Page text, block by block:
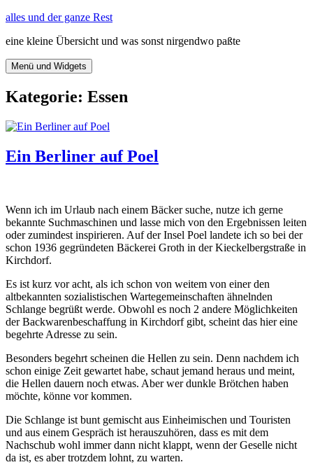
Zum
springen
alles und der ganze Rest
eine kleine Übersicht und was sonst nirgendwo paßte
Menü und Widgets
Kategorie: Essen
Ein Berliner auf Poel
Wenn ich im Urlaub nach einem Bäcker suche, nutze ich gerne
bekannte Suchmaschinen und lasse mich von den Ergebnissen leiten
oder zumindest inspirieren. Auf der Insel Poel landete ich so bei der
schon 1936 gegründeten Bäckerei Groth in der Kieckelbergstraße in
Kirchdorf.
Es ist kurz vor acht, als ich schon von weitem von einer den
altbekannten sozialistischen Wartegemeinschaften ähnelnden
Schlange begrüßt werde. Obwohl es noch 2 andere Möglichkeiten
der Backwarenbeschaffung in Kirchdorf gibt, scheint das hier eine
begehrte Adresse zu sein.
Besonders begehrt scheinen die Hellen zu sein. Denn nachdem ich
schon einige Zeit gewartet habe, schaut jemand heraus und meint,
die Hellen dauern noch etwas. Aber wer dunkle Brötchen haben
möchte, könne vor kommen.
Die Schlange ist bunt gemischt aus Einheimischen und Touristen
und aus einem Gespräch ist herauszuhören, dass es mit dem
Nachschub wohl immer dann nicht klappt, wenn der Geselle nicht
da ist, es aber trotzdem lohnt, zu warten.